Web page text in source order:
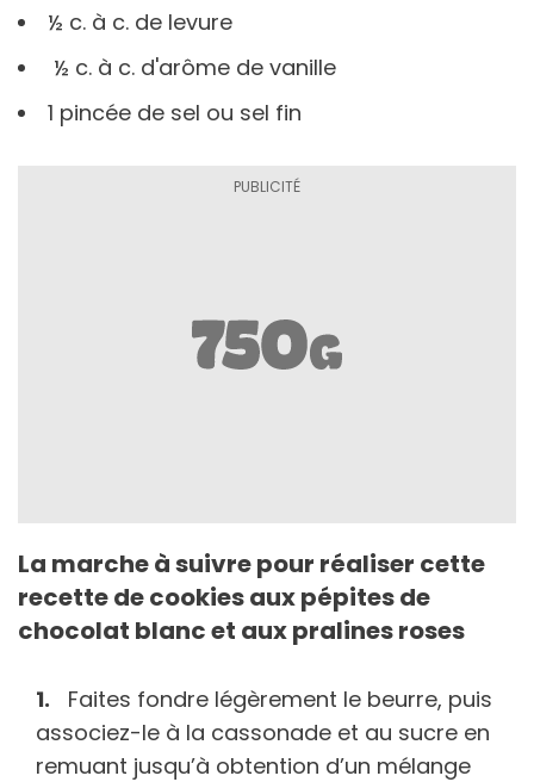
½ c. à c. de levure
½ c. à c. d'arôme de vanille
1 pincée de sel ou sel fin
La marche à suivre pour réaliser cette
recette de cookies aux pépites de
chocolat blanc et aux pralines roses
Faites fondre légèrement le beurre, puis
associez-le à la cassonade et au sucre en
remuant jusqu’à obtention d’un mélange